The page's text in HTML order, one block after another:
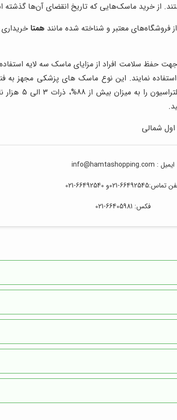
از خرید ماسک‌هایی که تاریخ انقضای آن‌ها گذشته
فروشگاه‌های معتبر و شناخته شده مانند همتاخریداری
حفظ سلامت افراد از مزایای ماسک سه لایه
استفاده نمایند. این نوع ماسک های پزشکی مجهز
استفاده از
ایمیل : info@hamtashopping.com
021و 66492540-021
فکس: 66405981-021